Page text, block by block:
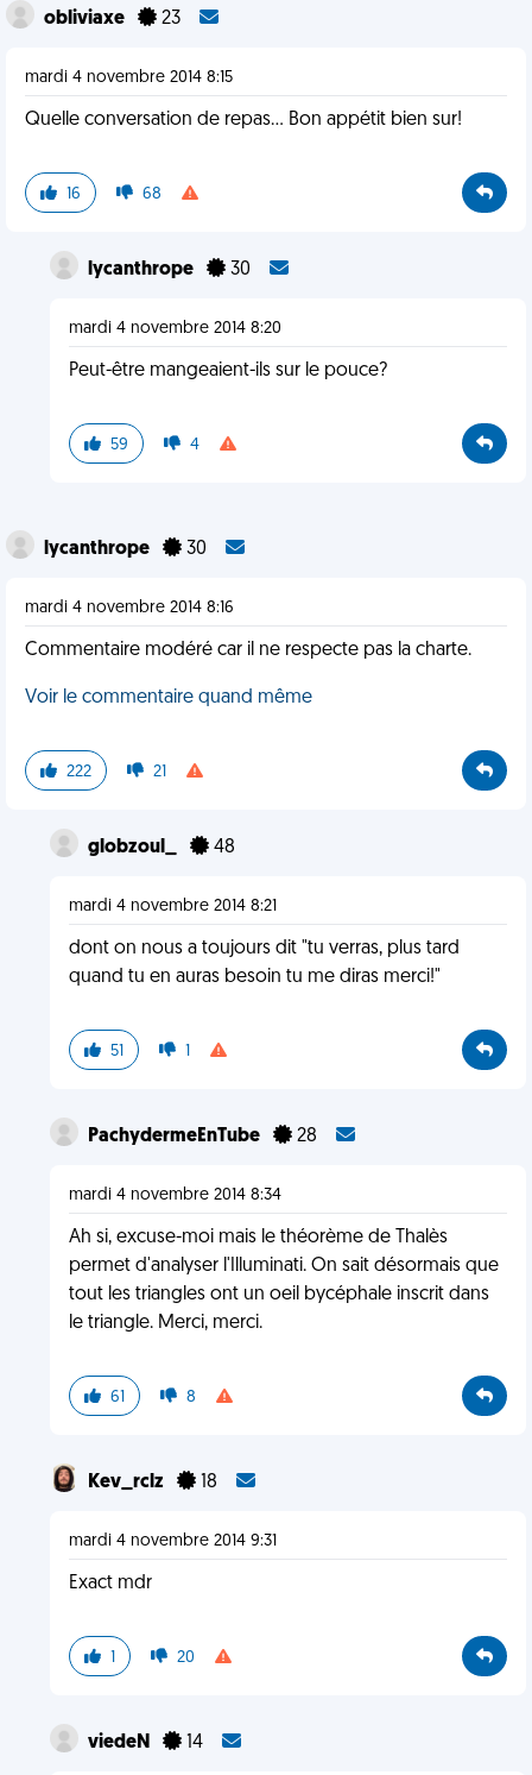
obliviaxe 23
mardi 4 novembre 2014 8:15
Quelle conversation de repas... Bon appétit bien sur!
16 68
lycanthrope 30
mardi 4 novembre 2014 8:20
Peut-être mangeaient-ils sur le pouce?
59 4
lycanthrope 30
mardi 4 novembre 2014 8:16
Commentaire modéré car il ne respecte pas la charte.
Voir le commentaire quand même
222 21
globzoul_ 48
mardi 4 novembre 2014 8:21
dont on nous a toujours dit "tu verras, plus tard
quand tu en auras besoin tu me diras merci!"
51 1
PachydermeEnTube 28
mardi 4 novembre 2014 8:34
Ah si, excuse-moi mais le théorème de Thalès
permet d'analyser l'Illuminati. On sait désormais que
tout les triangles ont un oeil bycéphale inscrit dans
le triangle. Merci, merci.
61 8
Kev_rclz 18
mardi 4 novembre 2014 9:31
Exact mdr
1 20
viedeN 14